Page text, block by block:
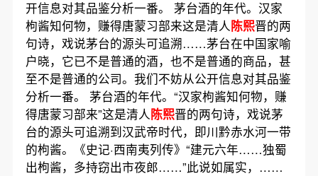
开信息对其品鉴分析一番。 茅台酒的年代。汉家
枸酱知何物，赚得唐蒙习部来这是清人陈熙晋的两
句诗，戏说茅台的源头可追溯……茅台在中国家喻
户晓，它已不是普通的酒，也不是普通的商品，甚
至不是普通的公司。我们不妨从公开信息对其品鉴
分析一番。 茅台酒的年代。“汉家枸酱知何物，赚
得唐蒙习部来”这是清人陈熙晋的两句诗，戏说茅
台的源头可追溯到汉武帝时代，即川黔赤水河一带
的枸酱。《史记·西南夷列传》“建元六年……独蜀
出枸酱，多持窃出市夜郎……”此说如属实，……